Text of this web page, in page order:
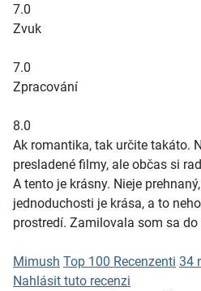
7.0
Zvuk
7.0
Zpracování
8.0
Ak romantika, tak určite takáto.
presladené filmy, ale občas si
A tento je krásny. Nieje
jednoduchosti je krása, a to
prostredí. Zamilovala som sa do
Mimush Top 100 Recenzenti 34
Nahlásit tuto recenzi